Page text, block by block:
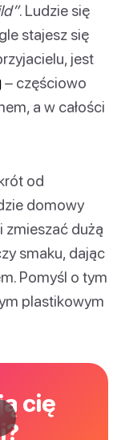
. Ludzie się
stajesz się
jest
– częściowo
a w całości
od
domowy
zmieszać dużą
smaku, dając
Pomyśl o tym
plastikowym
cię